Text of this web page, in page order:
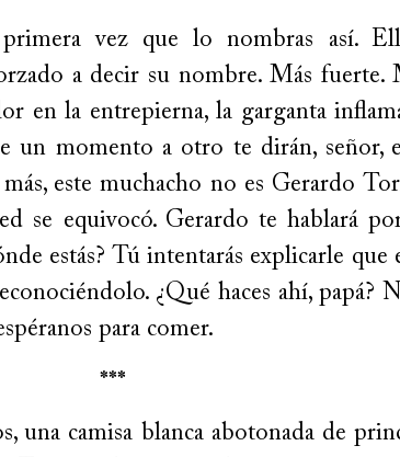
vez que lo nombras así.
a decir su nombre. Más fuerte.
en la entrepierna, la garganta
un momento a otro te dirán, señor,
este muchacho no es Gerardo
se equivocó. Gerardo te hablará
estás? Tú intentarás explicarle que
¿Qué haces ahí, papá?
para comer.
***
una camisa blanca abotonada de